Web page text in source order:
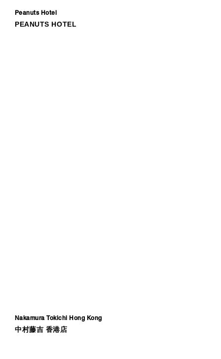
Peanuts Hotel
PEANUTS HOTEL
Nakamura Tokichi Hong Kong
中村藤吉 香港店